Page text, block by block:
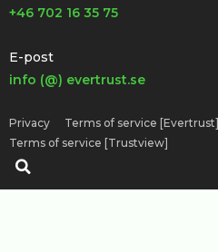
+46 702 16 35 75
E-post
info (@) evertrust.se
Privacy
Terms of service [Evertrust]
Terms of service [Trustview]
Sök